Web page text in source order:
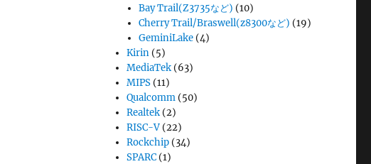
Bay Trail(Z3735など) (10)
Cherry Trail/Braswell(z8300など) (19)
GeminiLake(4)
Kirin (5)
MediaTek (63)
MIPS (11)
Qualcomm (50)
Realtek (2)
RISC-V (22)
Rockchip (34)
SPARC (1)